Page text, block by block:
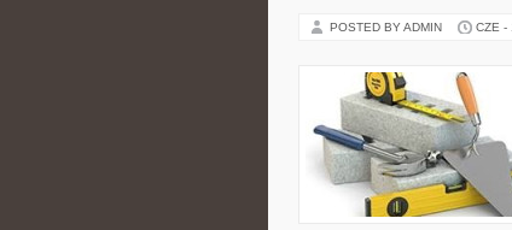
POSTED BY ADMIN CZE -